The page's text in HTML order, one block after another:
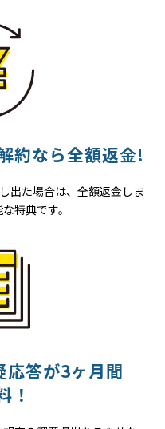
約なら全額返金!
出た場合は、全額返金しま
特典です。
応答が3ヶ月間
！